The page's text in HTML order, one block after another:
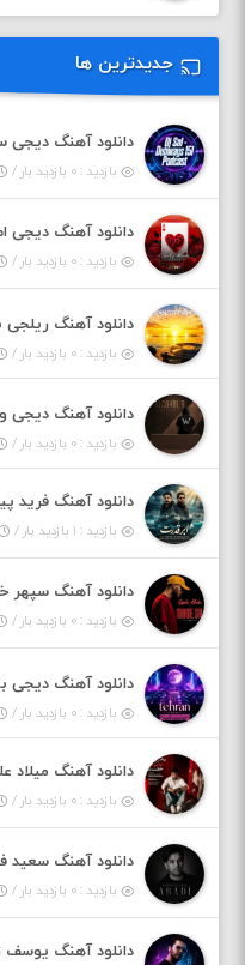
جدیدترین ها
دانلود آهنگ دیجی
بازدید : ۰ بازدید بار /
دانلود آهنگ
بازدید : ۰ بازدید بار /
دانلود آهنگ ریلجی به نام
بازدید : ۰ بازدید بار /
دانلود آهنگ دیجی ورسی
بازدید : ۰ بازدید بار /
بازدید : ۱ بازدید بار /
دانلود آهنگ سپهر
بازدید : ۰ بازدید بار /
دانلود آهنگ دیجی باربد
بازدید : ۰ بازدید بار /
دانلود آهنگ
بازدید : ۰ بازدید بار /
دانلود آهنگ سعید
بازدید : ۰ بازدید بار /